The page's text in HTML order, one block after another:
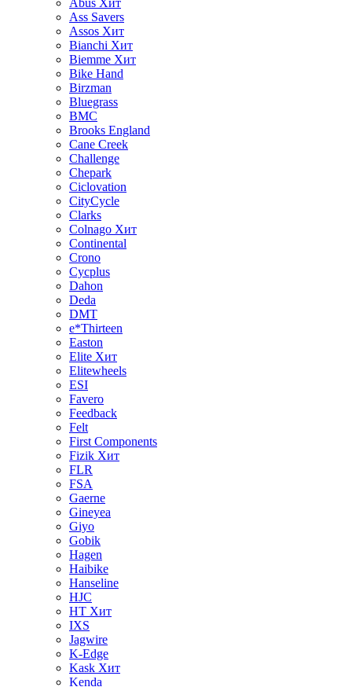
Abus Хит
Ass Savers
Assos Хит
Bianchi Хит
Biemme Хит
Bike Hand
Birzman
Bluegrass
BMC
Brooks England
Cane Creek
Challenge
Chepark
Ciclovation
CityCycle
Clarks
Colnago Хит
Continental
Crono
Cycplus
Dahon
Deda
DMT
e*Thirteen
Easton
Elite Хит
Elitewheels
ESI
Favero
Feedback
Felt
First Components
Fizik Хит
FLR
FSA
Gaerne
Gineyea
Giyo
Gobik
Hagen
Haibike
Hanseline
HJC
HT Хит
IXS
Jagwire
K-Edge
Kask Хит
Kenda